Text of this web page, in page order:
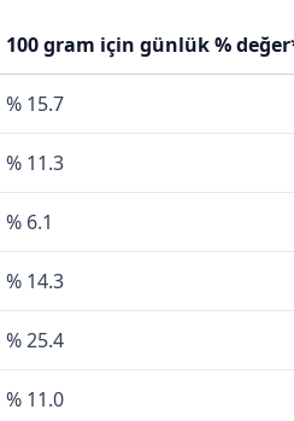
100 gram için günlük %
% 15.7
% 11.3
% 6.1
% 14.3
% 25.4
% 11.0